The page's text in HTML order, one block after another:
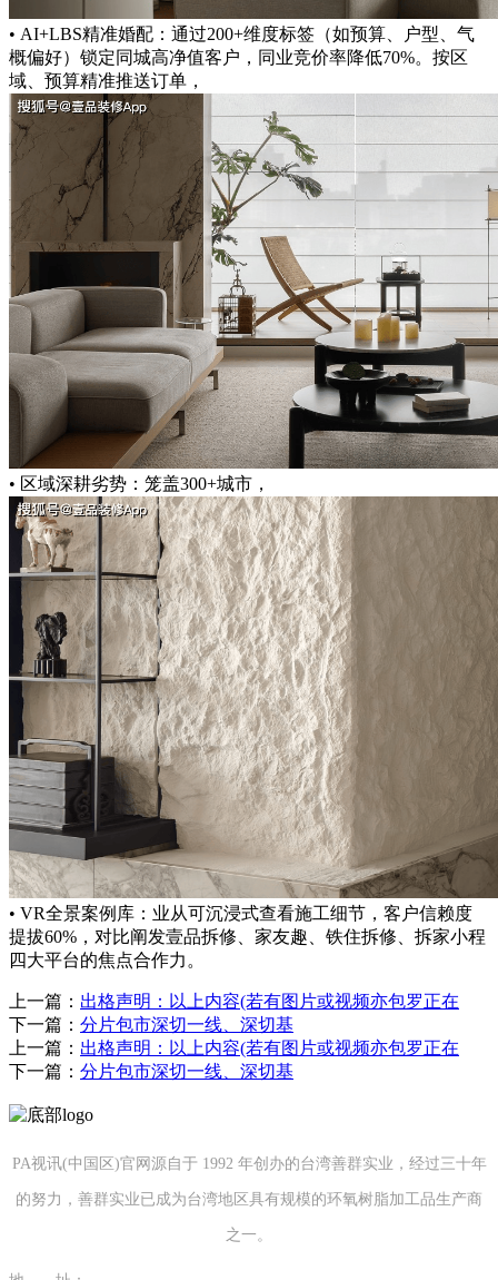
• AI+LBS精准婚配：通过200+维度标签（如预算、户型、气
概偏好）锁定同城高净值客户，同业竞价率降低70%。按区
域、预算精准推送订单，
• 区域深耕劣势：笼盖300+城市，
• VR全景案例库：业从可沉浸式查看施工细节，客户信赖度
提拔60%，对比阐发壹品拆修、家友趣、铁住拆修、拆家小程
四大平台的焦点合作力。
上一篇： 出格声明：以上内容(若有图片或视频亦包罗正在
下一篇： 分片包市深切一线、深切基
上一篇： 出格声明：以上内容(若有图片或视频亦包罗正在
下一篇： 分片包市深切一线、深切基
PA视讯(中国区)官网源自于 1992 年创办的台湾善群实业，经过三十年
的努力，善群实业已成为台湾地区具有规模的环氧树脂加工品生产商
之一。